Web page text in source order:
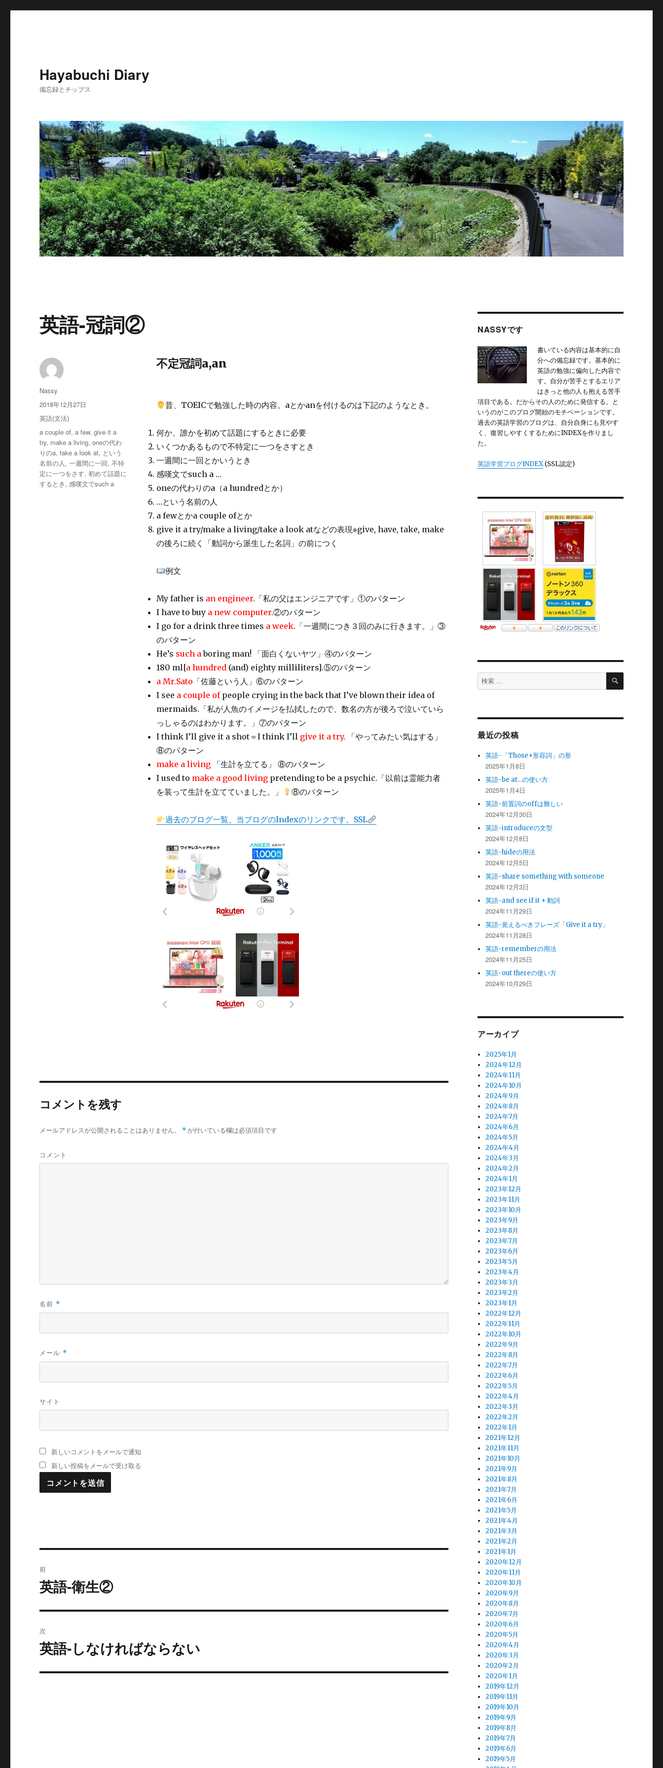
Hayabuchi Diary
備忘録とチップス
英語-冠詞②
不定冠詞a,an
昔、TOEICで勉強した時の内容。aとかanを付けるのは下記のようなとき。
何か、誰かを初めて話題にするときに必要
いくつかあるもので不特定に一つをさすとき
一週間に一回とかいうとき
感嘆文でsuch a …
oneの代わりのa（a hundredとか）
…という名前の人
a fewとかa couple ofとか
give it a try/make a living/take a look atなどの表現※give, have, take, make
の後ろに続く「動詞から派生した名詞」の前につく
例文
My father is an engineer.「私の父はエンジニアです」①のパターン
I have to buy a new computer.②のパターン
I go for a drink three times a week.「一週間につき３回のみに行きます。」③
のパターン
He’s such aboring man! 「面白くないヤツ」④のパターン
180 ml[a hundred(and) eighty milliliters].⑤のパターン
a Mr.Sato 「佐藤という人」⑥のパターン
I see a couple ofpeople crying in the back that I’ve blown their idea of
mermaids.「私が人魚のイメージを払拭したので、数名の方が後ろで泣いていら
っしゃるのはわかります。」⑦のパターン
I think I’ll give it a shot＝I think I’ll give it a try. 「やってみたい気はする」
⑧のパターン
make a living
「生計を立てる」 ⑧のパターン
I used to make a good livingpretending to be a psychic.「以前は霊能力者
を装って生計を立てていました。」
⑧のパターン
過去のブログ一覧、当ブログのIndexのリンクです。SSL
投
稿
Nassy
投
稿
日:
2018年12月27日
カ
ゴ
リ
ー
英語(文法)
タ
グ
a couple of,a few,give it a
try, make a living,oneの代わ
りのa,take a look at, という
名前の人,一週間に一回,不特
定に一つをさす,初めて話題に
するとき , 感嘆文でsuch a
コメントを残す
メールアドレスが公開されることはありません。 * が付いている欄は必須項目です
コメント
名前 *
メール *
サイト
新しいコメントをメールで通知
新しい投稿をメールで受け取る
稿
ゲ
前
過
去
の
投
稿:
英語-衛生②
次
次
の
投
英語-しなければならない
NASSYです
書いている内容は基本的に自
分への備忘録です。基本的に
英語の勉強に偏向した内容で
す。自分が苦手とするエリア
はきっと他の人も抱える苦手
項目である。だからその人のために発信する。と
いうのがこのブログ開始のモチベーションです。
過去の英語学習のブログは、自分自身にも見やす
く、復習しやすくするためにINDEXを作りまし
た。
英語学習ブログINDEX(SSL認定)
検
索
検
最近の投稿
英語-「Those+形容詞」の形
2025年1月8日
英語-be at…の使い方
2025年1月4日
英語-前置詞のoffは難しい
2024年12月30日
英語-introduceの文型
2024年12月8日
英語-hideの用法
2024年12月5日
英語-share something with someone
2024年12月3日
英語-and see if it + 動詞
2024年11月29日
英語-覚えるべきフレーズ「Give it a try」
2024年11月28日
英語-rememberの用法
2024年11月25日
英語-out thereの使い方
2024年10月29日
アーカイブ
2025年1月
2024年12月
2024年11月
2024年10月
2024年9月
2024年8月
2024年7月
2024年6月
2024年5月
2024年4月
2024年3月
2024年2月
2024年1月
2023年12月
2023年11月
2023年10月
2023年9月
2023年8月
2023年7月
2023年6月
2023年5月
2023年4月
2023年3月
2023年2月
2023年1月
2022年12月
2022年11月
2022年10月
2022年9月
2022年8月
2022年7月
2022年6月
2022年5月
2022年4月
2022年3月
2022年2月
2022年1月
2021年12月
2021年11月
2021年10月
2021年9月
2021年8月
2021年7月
2021年6月
2021年5月
2021年4月
2021年3月
2021年2月
2021年1月
2020年12月
2020年11月
2020年10月
2020年9月
2020年8月
2020年7月
2020年6月
2020年5月
2020年4月
2020年3月
2020年2月
2020年1月
2019年12月
2019年11月
2019年10月
2019年9月
2019年8月
2019年7月
2019年6月
2019年5月